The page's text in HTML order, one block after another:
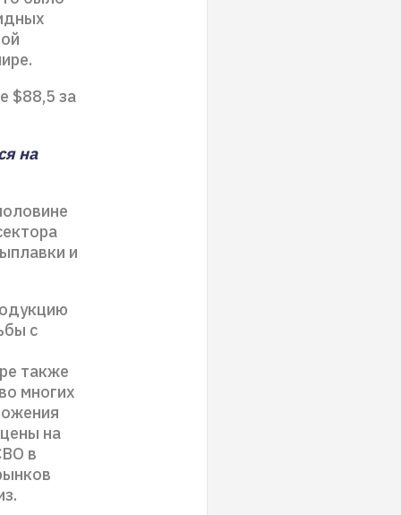
$88,5 за
на
и
с
также
многих
на
в